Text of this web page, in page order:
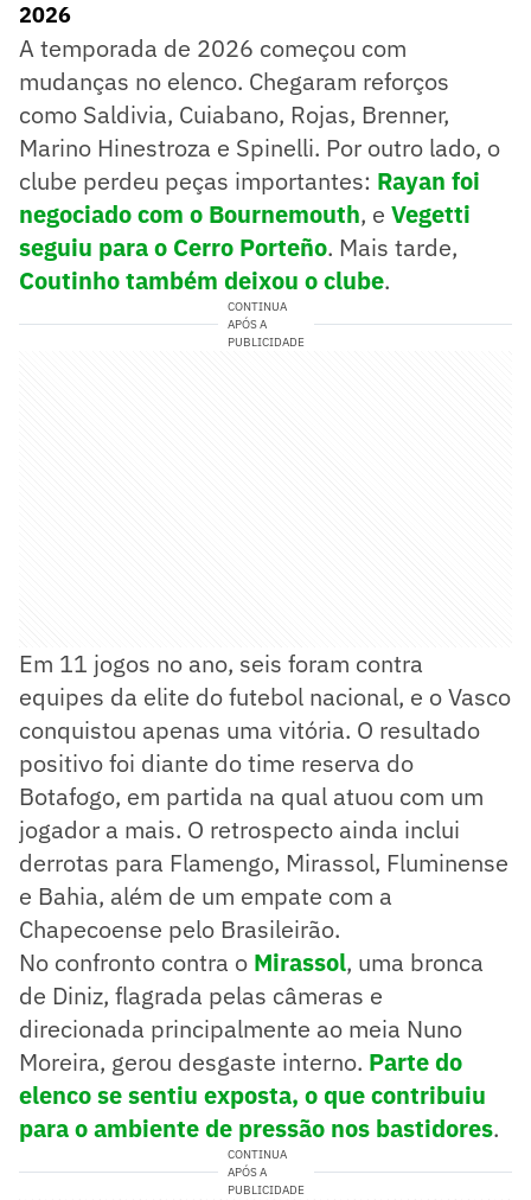
2026
A temporada de 2026 começou com
mudanças no elenco. Chegaram reforços
como Saldivia, Cuiabano, Rojas, Brenner,
Marino Hinestroza e Spinelli. Por outro lado, o
clube perdeu peças importantes: Rayan foi
negociado com o Bournemouth, e Vegetti
seguiu para o Cerro Porteño. Mais tarde,
Coutinho também deixou o clube.
CONTINUA
APÓS A
PUBLICIDADE
Em 11 jogos no ano, seis foram contra
equipes da elite do futebol nacional, e o Vasco
conquistou apenas uma vitória. O resultado
positivo foi diante do time reserva do
Botafogo, em partida na qual atuou com um
jogador a mais. O retrospecto ainda inclui
derrotas para Flamengo, Mirassol, Fluminense
e Bahia, além de um empate com a
Chapecoense pelo Brasileirão.
No confronto contra o Mirassol, uma bronca
de Diniz, flagrada pelas câmeras e
direcionada principalmente ao meia Nuno
Moreira, gerou desgaste interno. Parte do
elenco se sentiu exposta, o que contribuiu
para o ambiente de pressão nos bastidores.
CONTINUA
APÓS A
PUBLICIDADE